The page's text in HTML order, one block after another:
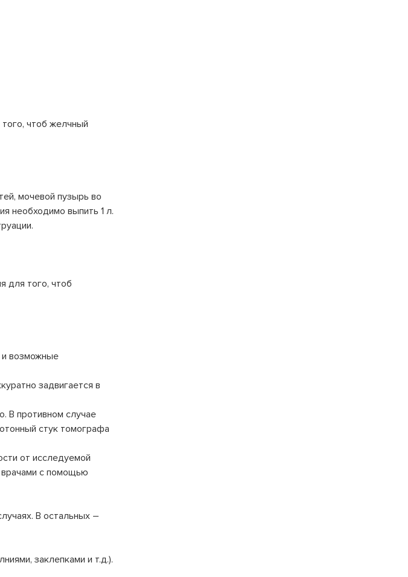
чтоб желчный
мочевой пузырь во
необходимо выпить 1 л.
для того, чтоб
и возможные
задвигается в
В противном случае
стук томографа
от исследуемой
врачами с помощью
В остальных –
заклепками и т.д.).